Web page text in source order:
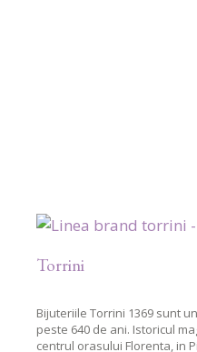
Torrini
Bijuteriile Torrini 1369 sunt
peste 640 de ani. Istoricul
centrul orasului Florenta, in